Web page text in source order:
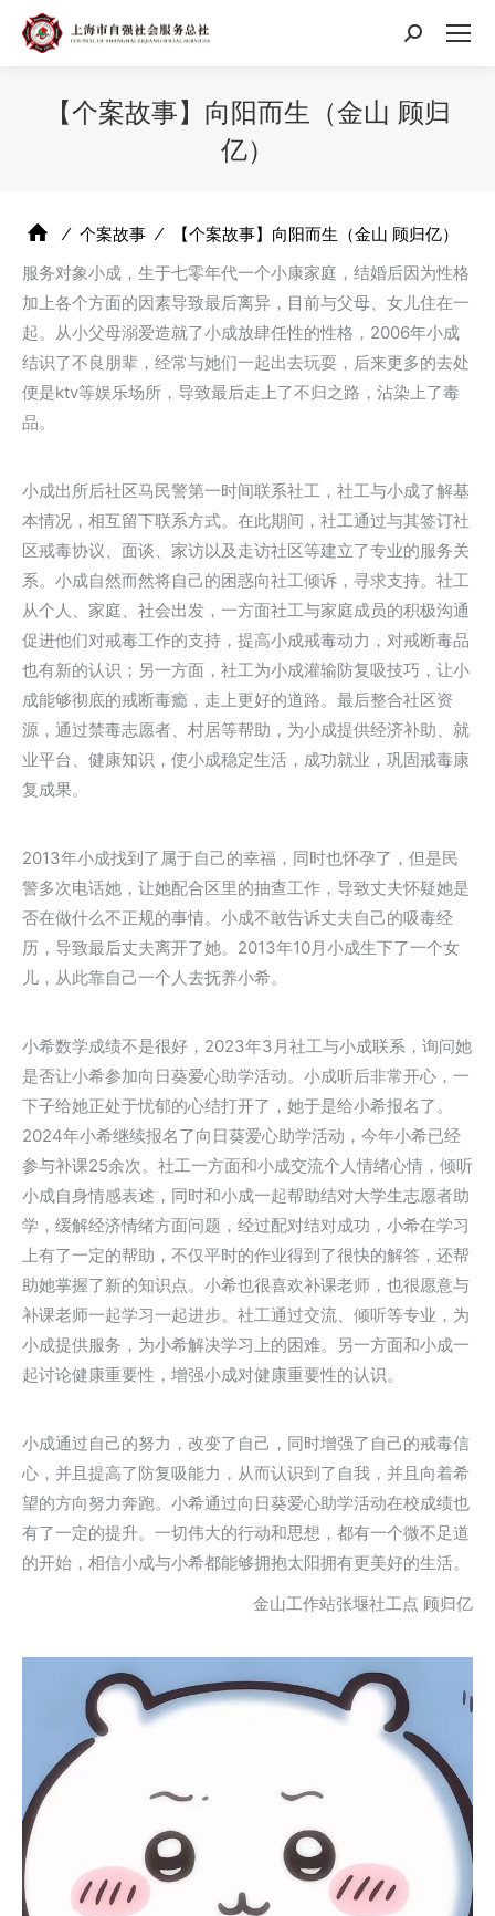
搜
【个案故事】向阳而生（金山 顾归
亿）
⁄ 个案故事 ⁄
【个案故事】向阳而生（金山 顾归亿）
服务对象小成，生于七零年代一个小康家庭，结婚后因为性格
加上各个方面的因素导致最后离异，目前与父母、女儿住在一
起。从小父母溺爱造就了小成放肆任性的性格，2006年小成
结识了不良朋辈，经常与她们一起出去玩耍，后来更多的去处
便是ktv等娱乐场所，导致最后走上了不归之路，沾染上了毒
品。
小成出所后社区马民警第一时间联系社工，社工与小成了解基
本情况，相互留下联系方式。在此期间，社工通过与其签订社
区戒毒协议、面谈、家访以及走访社区等建立了专业的服务关
系。小成自然而然将自己的困惑向社工倾诉，寻求支持。社工
从个人、家庭、社会出发，一方面社工与家庭成员的积极沟通
促进他们对戒毒工作的支持，提高小成戒毒动力，对戒断毒品
也有新的认识；另一方面，社工为小成灌输防复吸技巧，让小
成能够彻底的戒断毒瘾，走上更好的道路。最后整合社区资
源，通过禁毒志愿者、村居等帮助，为小成提供经济补助、就
业平台、健康知识，使小成稳定生活，成功就业，巩固戒毒康
复成果。
2013年小成找到了属于自己的幸福，同时也怀孕了，但是民
警多次电话她，让她配合区里的抽查工作，导致丈夫怀疑她是
否在做什么不正规的事情。小成不敢告诉丈夫自己的吸毒经
历，导致最后丈夫离开了她。2013年10月小成生下了一个女
儿，从此靠自己一个人去抚养小希。
小希数学成绩不是很好，2023年3月社工与小成联系，询问她
是否让小希参加向日葵爱心助学活动。小成听后非常开心，一
下子给她正处于忧郁的心结打开了，她于是给小希报名了。
2024年小希继续报名了向日葵爱心助学活动，今年小希已经
参与补课25余次。社工一方面和小成交流个人情绪心情，倾听
小成自身情感表述，同时和小成一起帮助结对大学生志愿者助
学，缓解经济情绪方面问题，经过配对结对成功，小希在学习
上有了一定的帮助，不仅平时的作业得到了很快的解答，还帮
助她掌握了新的知识点。小希也很喜欢补课老师，也很愿意与
补课老师一起学习一起进步。社工通过交流、倾听等专业，为
小成提供服务，为小希解决学习上的困难。另一方面和小成一
起讨论健康重要性，增强小成对健康重要性的认识。
小成通过自己的努力，改变了自己，同时增强了自己的戒毒信
心，并且提高了防复吸能力，从而认识到了自我，并且向着希
望的方向努力奔跑。小希通过向日葵爱心助学活动在校成绩也
有了一定的提升。一切伟大的行动和思想，都有一个微不足道
的开始，相信小成与小希都能够拥抱太阳拥有更美好的生活。
金山工作站张堰社工点 顾归亿